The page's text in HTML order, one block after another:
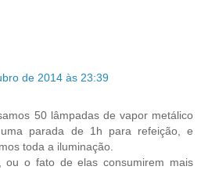
de 2014 às 23:39
50 lâmpadas de vapor metálico
parada de 1h para refeição, e
toda a iluminação.
ou o fato de elas consumirem mais